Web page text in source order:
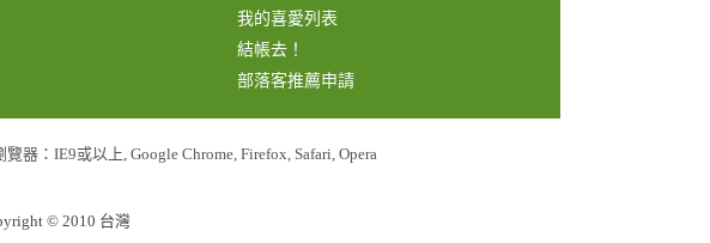
我的喜愛列表
結帳去！
部落客推薦申請
覽器：IE9或以上, Google Chrome, Firefox, Safari, Opera
© 2010 台灣